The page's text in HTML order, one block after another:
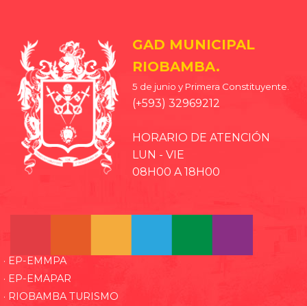
GAD MUNICIPAL
RIOBAMBA.
5 de junio y Primera Constituyente.
(+593) 32969212
HORARIO DE ATENCIÓN
LUN - VIE
08H00 A 18H00
· EP-EMMPA
· EP-EMAPAR
· RIOBAMBA TURISMO